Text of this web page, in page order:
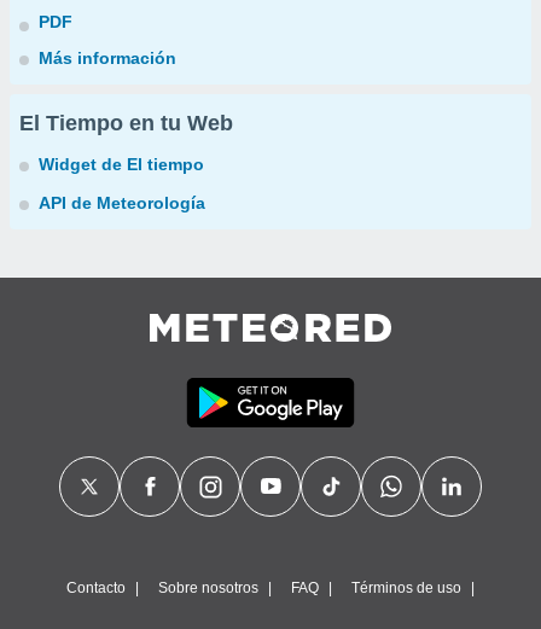
PDF
Más información
El Tiempo en tu Web
Widget de El tiempo
API de Meteorología
Contacto Sobre nosotros FAQ Términos de uso